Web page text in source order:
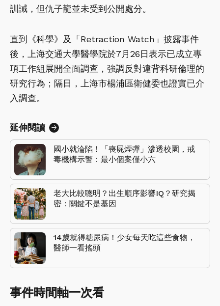
訓誡，但仇子龍並未受到公開處分。
直到《科學》及「Retraction Watch」披露事件
後，上海交通大學醫學院於7月26日表示已成立專
項工作組展開全面調查，強調反對違背科研倫理的
研究行為；隔日，上海市楊浦區衛健委也證實已介
入調查。
延伸閱讀
國小就淪陷！「喪屍煙彈」滲透校園，戒
毒機構示警：最小個案僅小六
老大比較聰明？出生順序影響IQ？研究揭
密：關鍵不是基因
14歲就得糖尿病！少女每天吃這些食物，
醫師一看搖頭
事件時間軸一次看